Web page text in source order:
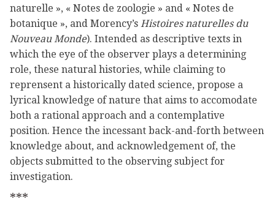
naturelle », « Notes de zoologie » and « Notes de
botanique », and Morency’s Histoires naturelles du
Nouveau Monde). Intended as descriptive texts in
which the eye of the observer plays a determining
role, these natural histories, while claiming to
reprensent a historically dated science, propose a
lyrical knowledge of nature that aims to accomodate
both a rational approach and a contemplative
position. Hence the incessant back-and-forth between
knowledge about, and acknowledgement of, the
objects submitted to the observing subject for
investigation.
***